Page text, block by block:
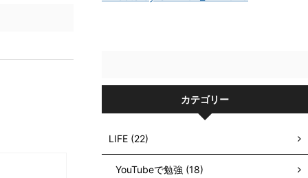
カテゴリー
LIFE (22)
YouTubeで勉強 (18)